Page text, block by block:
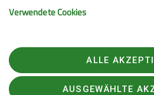
Auf- und Abfellen
Fahren im Tiefschnee
Verwendete Cookies
ALLE
AUSGEWÄHLTE